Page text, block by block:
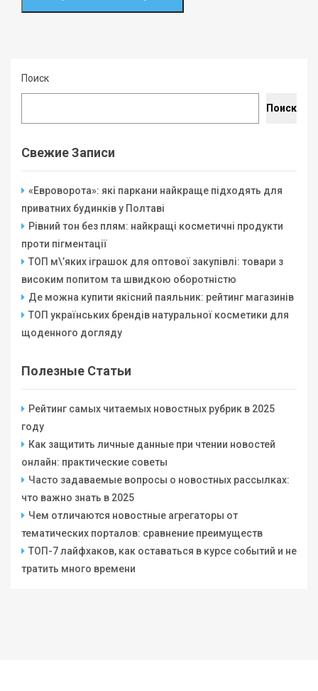
Поиск
Поиск
Свежие Записи
«Евроворота»: які паркани найкраще підходять для
приватних будинків у Полтаві
Рівний тон без плям: найкращі косметичні продукти
проти пігментації
ТОП м\’яких іграшок для оптової закупівлі: товари з
високим попитом та швидкою оборотністю
Де можна купити якісний паяльник: рейтинг магазинів
ТОП українських брендів натуральної косметики для
щоденного догляду
Полезные Статьи
Рейтинг самых читаемых новостных рубрик в 2025
году
Как защитить личные данные при чтении новостей
онлайн: практические советы
Часто задаваемые вопросы о новостных рассылках:
что важно знать в 2025
Чем отличаются новостные агрегаторы от
тематических порталов: сравнение преимуществ
ТОП-7 лайфхаков, как оставаться в курсе событий и не
тратить много времени